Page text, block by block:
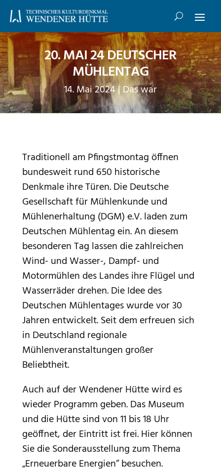
20. MAI 24 DEUTSCHER
MÜHLENTAG
14. Mai 2024|Das war
Traditionell am Pfingstmontag öffnen
bundesweit rund 650 historische
Denkmale ihre Türen. Die Deutsche
Gesellschaft für Mühlenkunde und
Mühlenerhaltung (DGM) e.V. laden zum
Deutschen Mühlentag ein. An diesem
besonderen Tag lassen die zahlreichen
Wind- und Wasser-, Dampf- und
Motormühlen des Landes ihre Flügel und
Wasserräder drehen. Die Idee des
Deutschen Mühlentages wurde vor 30
Jahren entwickelt. Seit dem erfreuen sich
in Deutschland regionale
Mühlenveranstaltungen großer
Beliebtheit.
Auch auf der Wendener Hütte wird es
wieder Programm geben. Das Museum
und die Hütte sind von 11 bis 18 Uhr
geöffnet, der Eintritt ist frei. Hier können
Sie die Sonderausstellung zum Thema
„Erneuerbare Energien“ besuchen.